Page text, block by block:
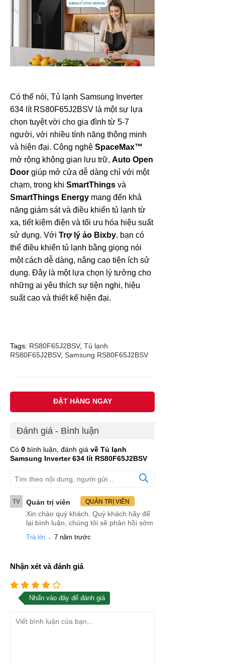
Có thể nói, Tủ lạnh Samsung Inverter
634 lít RS80F65J2BSV là một sự lựa
chọn tuyệt vời cho gia đình từ 5-7
người, với nhiều tính năng thông minh
và hiện đại. Công nghệ SpaceMax™
mở rộng không gian lưu trữ, Auto Open
Door giúp mở cửa dễ dàng chỉ với một
chạm, trong khi SmartThings và
SmartThings Energy mang đến khả
năng giám sát và điều khiển tủ lạnh từ
xa, tiết kiệm điện và tối ưu hóa hiệu suất
sử dụng. Với Trợ lý ảo Bixby, bạn có
thể điều khiển tủ lạnh bằng giọng nói
một cách dễ dàng, nâng cao tiện ích sử
dụng. Đây là một lựa chọn lý tưởng cho
những ai yêu thích sự tiện nghi, hiệu
suất cao và thiết kế hiện đại.
Tags: RS80F65J2BSV, Tủ lạnh
RS80F65J2BSV, Samsung RS80F65J2BSV
ĐẶT HÀNG NGAY
Đánh giá - Bình luận
Có 0 bình luận, đánh giá về Tủ lạnh
Samsung Inverter 634 lít RS80F65J2BSV
TV Quản trị viên QUẢN TRỊ VIÊN
Xin chào quý khách. Quý khách hãy để
lại bình luận, chúng tôi sẽ phản hồi sớm
Trả lời . 7 năm trước
Nhận xét và đánh giá
Nhấn vào đây để đánh giá